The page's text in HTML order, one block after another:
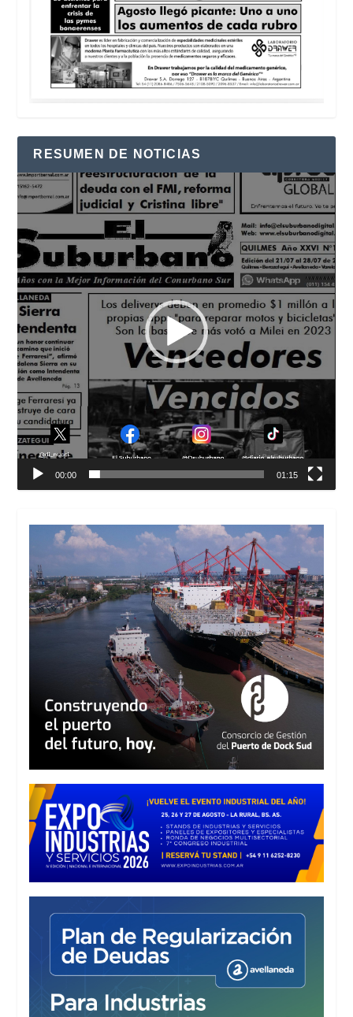
RESUMEN DE NOTICIAS
Reproductor
de
vídeo
00:00 01:15